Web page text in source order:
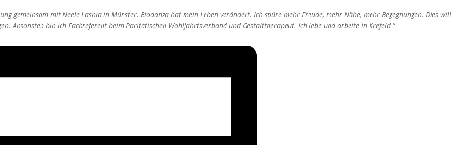
gemeinsam mit Neele Lasnia in Münster. Biodanza hat mein Leben verändert. Ich spüre mehr Freude, mehr Nähe, mehr Begegnungen. Dies will
Ansonsten bin ich Fachreferent beim Paritätischen Wohlfahrtsverband und Gestalttherapeut. Ich lebe und arbeite in Krefeld.“